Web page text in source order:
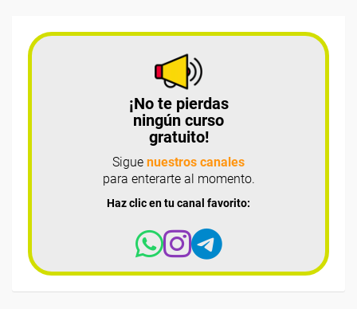
¡No te pierdas
ningún curso
gratuito!
Sigue nuestros canales
para enterarte al momento.
Haz clic en tu canal favorito: